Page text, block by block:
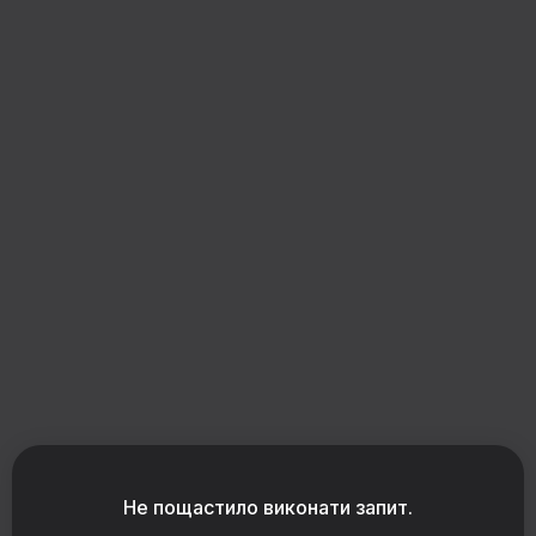
Завантаження конструктора
Не пощастило виконати запит.